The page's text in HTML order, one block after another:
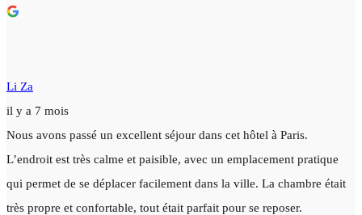
Li Za
il y a 7 mois
Nous avons passé un excellent séjour dans cet hôtel à Paris.
L’endroit est très calme et paisible, avec un emplacement pratique
qui permet de se déplacer facilement dans la ville. La chambre était
très propre et confortable, tout était parfait pour se reposer.